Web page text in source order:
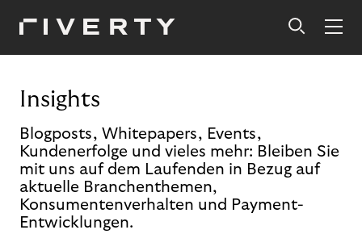
Insights
Blogposts, Whitepapers, Events,
Kundenerfolge und vieles mehr: Bleiben Sie
mit uns auf dem Laufenden in Bezug auf
aktuelle Branchenthemen,
Konsumentenverhalten und Payment-
Entwicklungen.